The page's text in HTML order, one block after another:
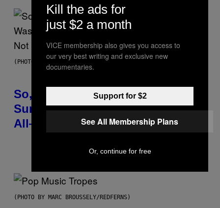
(PHOTO BY TIM MOSENFELDER/GETTY IMAGES)
So, Uh, One of the Songs of the
Summer Was Made With AI After
All—and the Artist Is Not Sorry
Caleb Catlin
(PHOTO BY MARC BROUSSELY/REDFERNS)
Kill the ads for
just $2 a month
VICE membership also gives you access to
our very best writing and exclusive new
documentaries.
Support for $2
See All Membership Plans
Or, continue for free